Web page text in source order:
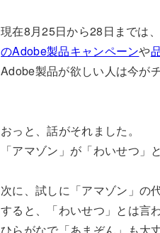
現在8月25日から28日までは
のAdobe製品キャンペーンや
Adobe製品が欲しい人は今が
おっと、話がそれました。
「アマゾン」が「わいせつ」
次に、試しに「アマゾン」の
すると、「わいせつ」とは言
ひらがなで「あまぞん」も大